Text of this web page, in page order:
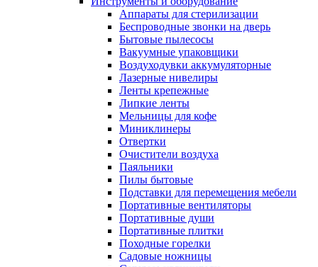
Аппараты для стерилизации
Беспроводные звонки на дверь
Бытовые пылесосы
Вакуумные упаковщики
Воздуходувки аккумуляторные
Лазерные нивелиры
Ленты крепежные
Липкие ленты
Мельницы для кофе
Миниклинеры
Отвертки
Очистители воздуха
Паяльники
Пилы бытовые
Подставки для перемещения мебели
Портативные вентиляторы
Портативные души
Портативные плитки
Походные горелки
Садовые ножницы